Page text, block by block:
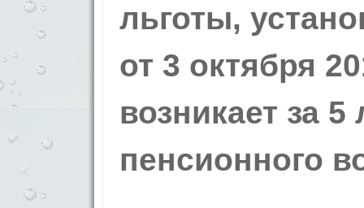
льготы,
от 3 октября
возникает за 5
пенси­онного